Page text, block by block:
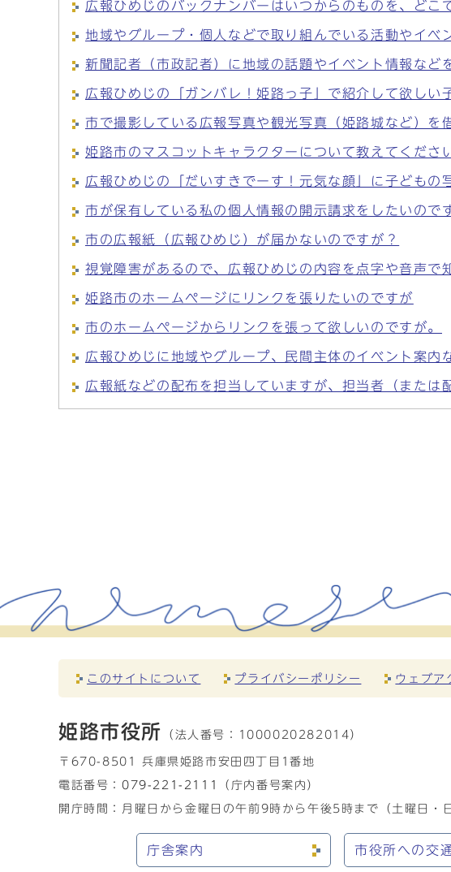
広報ひめじのバックナンバーはいつからのものを、どこ
地域やグループ・個人などで取り組んでいる活動やイベ
新聞記者（市政記者）に地域の話題やイベント情報など
広報ひめじの「ガンバレ！姫路っ子」で紹介して欲しい
市で撮影している広報写真や観光写真（姫路城など）を
姫路市のマスコットキャラクターについて教えてくださ
広報ひめじの「だいすきでーす！元気な顔」に子どもの
市が保有している私の個人情報の開示請求をしたいので
市の広報紙（広報ひめじ）が届かないのですが？
視覚障害があるので、広報ひめじの内容を点字や音声で
姫路市のホームページにリンクを張りたいのですが
市のホームページからリンクを張って欲しいのですが。
広報ひめじに地域やグループ、民間主体のイベント案
広報紙などの配布を担当していますが、担当者（または
このサイトについて プライバシーポリシー ウェブア
姫路市役所 （法人番号： 1000020282014）
〒670-8501 兵庫県姫路市安田四丁目1番地
電話番号： 079-221-2111
（庁内番号案内）
開庁時間：月曜日から金曜日の午前9時から午後5時まで（土曜日
庁舎案内 市役所への交